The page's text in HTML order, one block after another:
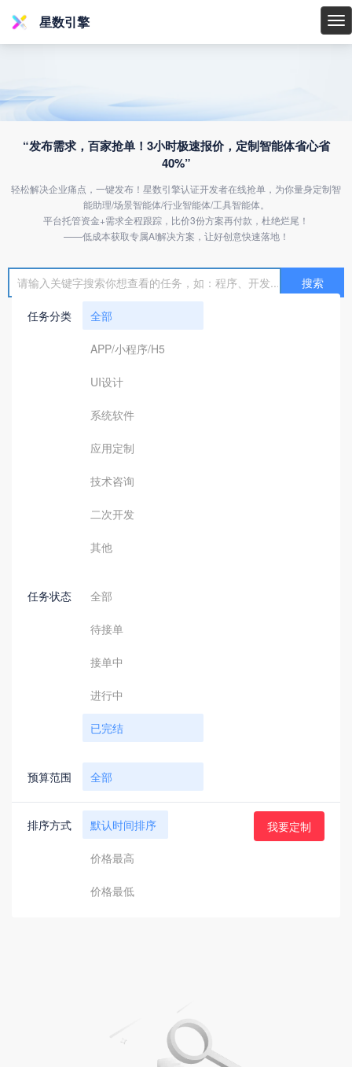
星
星数引擎
“发布需求，百家抢单！3小时极速报价，定制智能体省心省
40%”
轻松解决企业痛点，一键发布！星数引擎认证开发者在线抢单，为你量身定制智
能助理/场景智能体/行业智能体/工具智能体。
平台托管资金+需求全程跟踪，比价3份方案再付款，杜绝烂尾！
——低成本获取专属AI解决方案，让好创意快速落地！
搜索
任务分类 全部
APP/小程序/H5
UI设计
系统软件
应用定制
技术咨询
二次开发
其他
任务状态 全部
待接单
接单中
进行中
已完结
预算范围 全部
5000元以下
5000元-10000元
排序方式 默认时间排序
价格最高
价格最低
我要定制